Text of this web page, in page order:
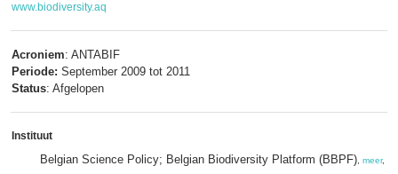
www.biodiversity.aq
Acroniem: ANTABIF
Periode: September 2009 tot 2011
Status: Afgelopen
Instituut
Belgian Science Policy; Belgian Biodiversity Platform (BBPF) meer,